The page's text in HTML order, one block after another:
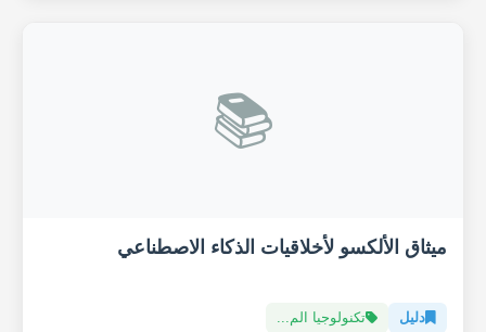
📚
ميثاق الألكسو لأخلاقيات الذكاء الاصطناعي
دليل تكنولوجيا الم...